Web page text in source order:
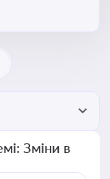
в
Зміни в